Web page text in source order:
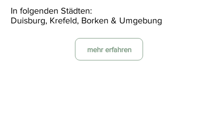
In folgenden Städten:
Duisburg, Krefeld, Borken & Umgebung
mehr erfahren